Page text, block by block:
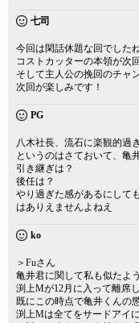
七司
今回は閑話休題な回でしたね
コストカッターの本領が次
そして主人公の挽回のチャ
次回が楽しみです！
PG
八木社長、流石に楽観的過
というのはさておいて、亀
引き継ぎは？
後任は？
やり過ぎた感があるにして
はありえませんよねえ
ko
＞Fuさん
亀井君に関して私も似たよ
渕上Mが12月に入って離席
既にこの時点で亀井くんの
渕上Mは全てをサードアイ